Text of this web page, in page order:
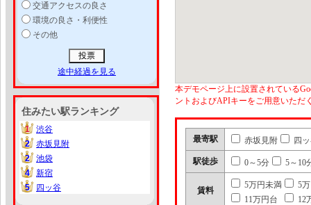
交通アクセスの良さ
環境の良さ・利便性
その他
途中経過を見る
住みたい駅ランキング
1
1
渋谷
2
2
赤坂見附
2
2
池袋
4
4
新宿
5
5 四ッ谷
本デモページ上に設置されている
ントおよびAPIキーをご用意いただ
最寄駅 赤坂見附 四
駅徒歩 0～5分 5～10
賃料
5万円未満
5
11万円台
12